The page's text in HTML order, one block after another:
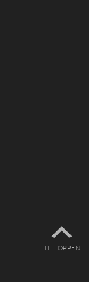
TIL TOPPEN